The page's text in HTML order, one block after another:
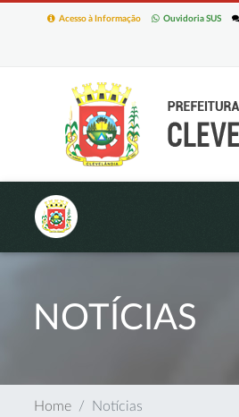
Ouvidoria SUS
Acesso à Informação
NOTÍCIAS
Home Notícias